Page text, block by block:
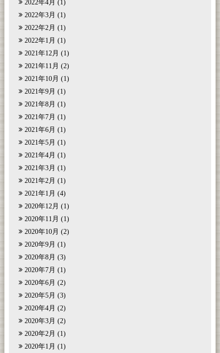
2022年4月 (1)
2022年3月 (1)
2022年2月 (1)
2022年1月 (1)
2021年12月 (1)
2021年11月 (2)
2021年10月 (1)
2021年9月 (1)
2021年8月 (1)
2021年7月 (1)
2021年6月 (1)
2021年5月 (1)
2021年4月 (1)
2021年3月 (1)
2021年2月 (1)
2021年1月 (4)
2020年12月 (1)
2020年11月 (1)
2020年10月 (2)
2020年9月 (1)
2020年8月 (3)
2020年7月 (1)
2020年6月 (2)
2020年5月 (3)
2020年4月 (2)
2020年3月 (2)
2020年2月 (1)
2020年1月 (1)